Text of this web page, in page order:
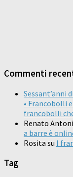
Commenti
Sessant’anni
• Francobolli
francobolli
Renato
a barre è
Rosita su I
Tag